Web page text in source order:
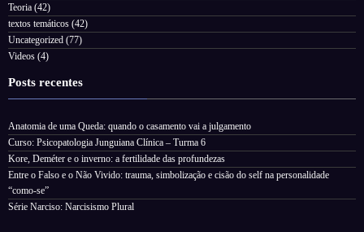
Teoria (42)
textos temáticos (42)
Uncategorized (77)
Videos (4)
Posts recentes
Anatomia de uma Queda: quando o casamento vai a julgamento
Curso: Psicopatologia Junguiana Clínica – Turma 6
Kore, Deméter e o inverno: a fertilidade das profundezas
Entre o Falso e o Não Vivido: trauma, simbolização e cisão do self na personalidade
“como-se”
Série Narciso: Narcisismo Plural